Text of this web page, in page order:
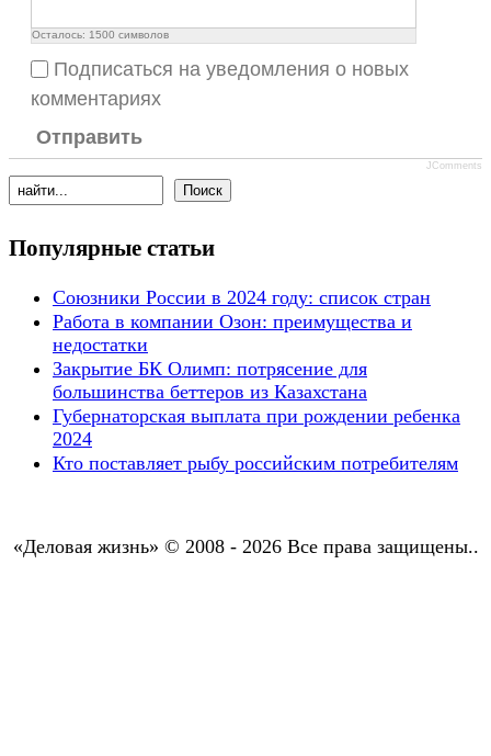
Осталось: 1500 символов
Подписаться на уведомления о новых
комментариях
Отправить
JComments
Популярные статьи
Союзники России в 2024 году: список стран
Работа в компании Озон: преимущества и
недостатки
Закрытие БК Олимп: потрясение для
большинства беттеров из Казахстана
Губернаторская выплата при рождении ребенка
2024
Кто поставляет рыбу российским потребителям
«Деловая жизнь» © 2008 - 2026 Все права защищены..